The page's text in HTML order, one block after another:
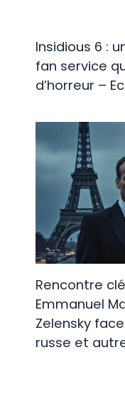
Insidious 6 :
fan service
d’horreur –
Rencontre
Emmanuel
Zelensky
russe et